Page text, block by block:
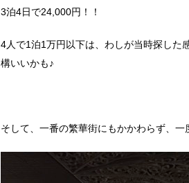
3泊4日で24,000円！！
4人で1泊1万円以下は、わしが当時探した
構いいかも♪
そして、一番の繁華街にもかかわらず、一